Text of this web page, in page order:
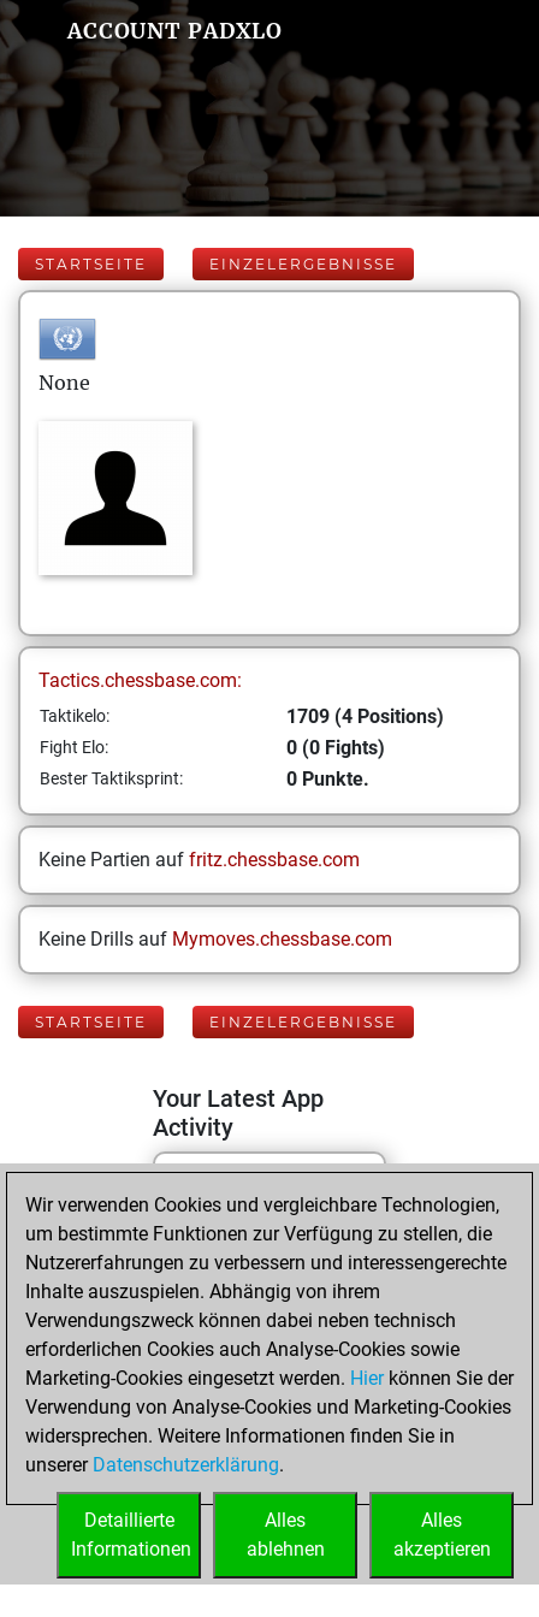
ACCOUNT PADXLO
STARTSEITE EINZELERGEBNISSE
None
Tactics.chessbase.com:
Taktikelo: 1709 (4 Positions)
Fight Elo: 0 (0 Fights)
Bester Taktiksprint: 0 Punkte.
Keine Partien auf fritz.chessbase.com
Keine Drills auf Mymoves.chessbase.com
STARTSEITE EINZELERGEBNISSE
Your Latest App
Activity
Sonntag, Mai 3,
2026
You totalled 4
tactics positions
Tactics
You
solved 4 tactics
positions
You achieved
tactics positions
Wir verwenden Cookies und vergleichbare Technologien,
um bestimmte Funktionen zur Verfügung zu stellen, die
Nutzererfahrungen zu verbessern und interessengerechte
Inhalte auszuspielen. Abhängig von ihrem
Verwendungszweck können dabei neben technisch
erforderlichen Cookies auch Analyse-Cookies sowie
Marketing-Cookies eingesetzt werden. Hierkönnen Sie der
Verwendung von Analyse-Cookies und Marketing-Cookies
widersprechen. Weitere Informationen finden Sie in
unserer Datenschutzerklärung.
Alles
akzeptieren
Alles
ablehnen
Detaillierte
Informationen